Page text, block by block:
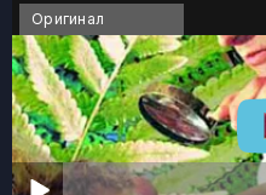
Оригинал